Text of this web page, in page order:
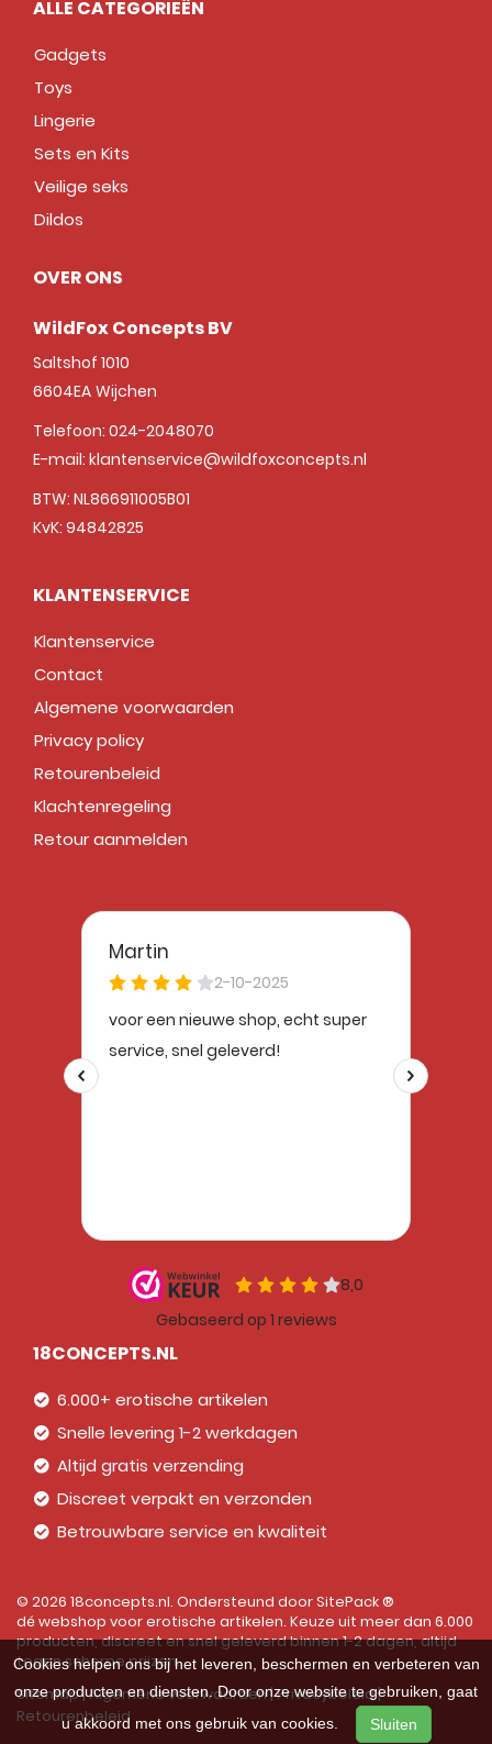
ALLE CATEGORIEËN
Gadgets
Toys
Lingerie
Sets en Kits
Veilige seks
Dildos
OVER ONS
WildFox Concepts BV
Saltshof 1010
6604EA Wijchen
Telefoon: 024-2048070
E-mail: klantenservice@wildfoxconcepts.nl
BTW: NL866911005B01
KvK: 94842825
KLANTENSERVICE
Klantenservice
Contact
Algemene voorwaarden
Privacy policy
Retourenbeleid
Klachtenregeling
Retour aanmelden
18CONCEPTS.NL
6.000+ erotische artikelen
Snelle levering 1-2 werkdagen
Altijd gratis verzending
Discreet verpakt en verzonden
Betrouwbare service en kwaliteit
© 2026 18concepts.nl. Ondersteund doorSitePack ®
dé webshop voor erotische artikelen. Keuze uit meer dan 6.000
producten, discreet en snel geleverd binnen 1-2 dagen, altijd
tegen scherpe prijzen.
Sitemap Algemene voorwaarden Privacybeleid
Retourenbeleid
Cookies helpen ons bij het leveren, beschermen en verbeteren van
onze producten en diensten. Door onze website te gebruiken, gaat
u akkoord met ons gebruik van cookies.
Sluiten